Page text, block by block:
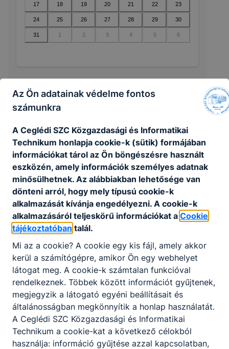
17 18 19 20 21 22 23
24 25 26 27 28 29 30
31 1 2 3 4 5 6
🔎 Nincsenek események ebben a
hónapban
Ceglédi
Szakképzési
Centrum
Az Ön adatainak védelme fontos
számunkra
A Ceglédi SZC Közgazdasági és Informatikai
Technikum honlapja cookie-k (sütik) formájában
információkat tárol az Ön böngészésre használt
eszközén, amely információk személyes adatnak
minősülhetnek. Az alábbiakban lehetősége van
dönteni arról, hogy mely típusú cookie-k
alkalmazását kívánja engedélyezni. A cookie-k
alkalmazásáról teljeskörű információkat a Cookie
tájékoztatóban talál.
Mi az a cookie? A cookie egy kis fájl, amely akkor
kerül a számítógépre, amikor Ön egy webhelyet
látogat meg. A cookie-k számtalan funkcióval
rendelkeznek. Többek között információt gyűjtenek,
megjegyzik a látogató egyéni beállításait és
általánosságban megkönnyítik a honlap használatát.
A Ceglédi SZC Közgazdasági és Informatikai
Technikum a cookie-kat a következő célokból
használja: információ gyűjtése azzal kapcsolatban,